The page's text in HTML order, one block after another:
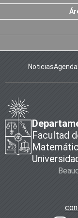
NoticiasAgenda
Facultad